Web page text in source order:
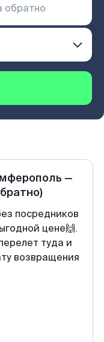
—
посредников
цене🙌.
туда и
возвращения